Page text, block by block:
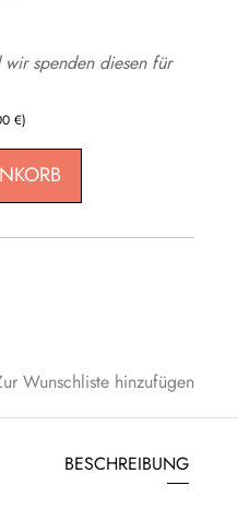
spenden diesen für
€)
Wunschliste hinzufügen
BESCHREIBUNG